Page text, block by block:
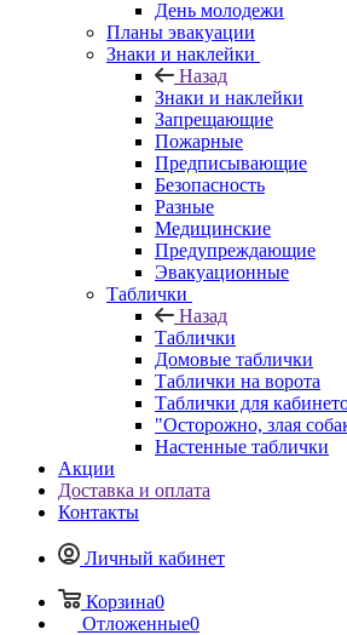
День молодежи
Планы эвакуации
Знаки и наклейки
Назад
Знаки и наклейки
Запрещающие
Пожарные
Предписывающие
Безопасность
Разные
Медицинские
Предупреждающие
Эвакуационные
Таблички
Назад
Таблички
Домовые таблички
Таблички на ворота
Таблички для
"Осторожно, злая
Настенные таблички
Акции
Доставка и оплата
Контакты
Личный кабинет
Корзина0
Отложенные0